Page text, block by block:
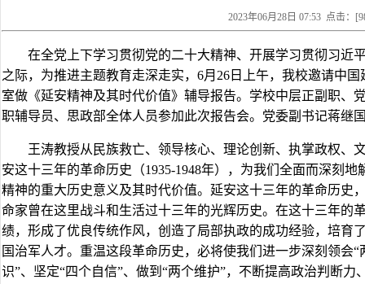
2023年06月28日 07:53 点击：[
在全党上下学习贯彻党的二十大精神、开展学习贯彻习近
之际，为推进主题教育走深走实，6月26日上午，我校邀请中
室做《延安精神及其时代价值》辅导报告。学校中层正副职、
职辅导员、思政部全体人员参加此次报告会。党委副书记蒋继
王涛教授从民族救亡、领导核心、理论创新、执掌政权、
安这十三年的革命历史（1935-1948年），为我们全面而深刻
精神的重大历史意义及其时代价值。延安这十三年的革命历史
命家曾在这里战斗和生活过十三年的光辉历史。在这十三年的
绩，形成了优良传统作风，创造了局部执政的成功经验，培育
国治军人才。重温这段革命历史，必将使我们进一步深刻领会
识”、坚定“四个自信”、做到“两个维护”，不断提高政治判断